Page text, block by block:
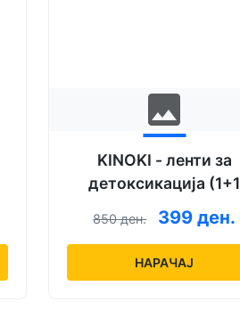
image
KINOKI - ленти за
детоксикација (1+1
гратис)
850 ден. 399 ден.
НАРАЧАЈ